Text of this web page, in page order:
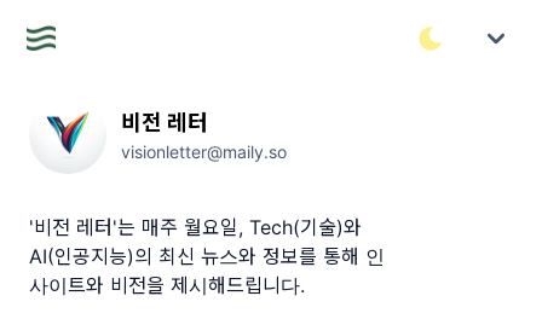
비전 레터
visionletter@maily.so
'비전 레터'는 매주 월요일, Tech(기술)와
AI(인공지능)의 최신 뉴스와 정보를 통해 인
사이트와 비전을 제시해드립니다.